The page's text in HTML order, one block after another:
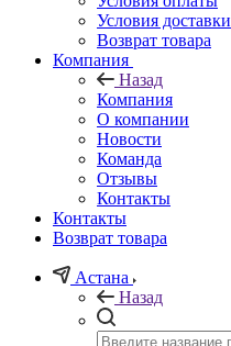
Условия доставки
Возврат товара
Компания
Назад
Компания
О компании
Новости
Команда
Отзывы
Контакты
Контакты
Возврат товара
Астана
Назад